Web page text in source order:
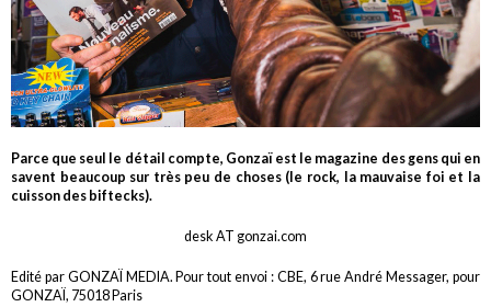
Parce que seul le détail compte, Gonzaï est le magazine des gens qui en
savent beaucoup sur très peu de choses (le rock, la mauvaise foi et la
cuisson des biftecks).
desk AT gonzai.com
Edité par GONZAÏ MEDIA. Pour tout envoi : CBE, 6 rue André Messager, pour
GONZAÏ, 75018 Paris